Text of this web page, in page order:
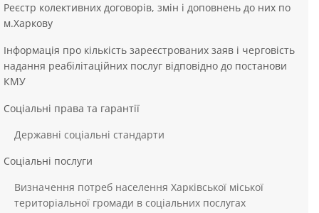
Реєстр колективних договорів, змін і доповнень до них по
м.Харкову
Інформація про кількість зареєстрованих заяв і черговість
надання реабілітаційних послуг відповідно до постанови
КМУ
Соціальні права та гарантії
Державні соціальні стандарти
Соціальні послуги
Визначення потреб населення Харківської міської
територіальної громади в соціальних послугах